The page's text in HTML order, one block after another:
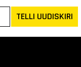
TELLI UUDISKIRI